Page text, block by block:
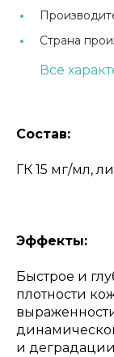
Страна
Все
Состав:
ГК 15 мг/мл,
Эффекты:
Быстрое и
плотности
и